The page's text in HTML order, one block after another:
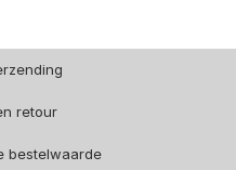
retour
bestelwaarde